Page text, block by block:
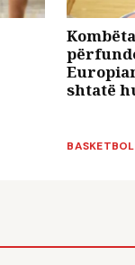
shtatë